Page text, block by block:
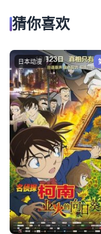
猜你喜欢
日本动漫